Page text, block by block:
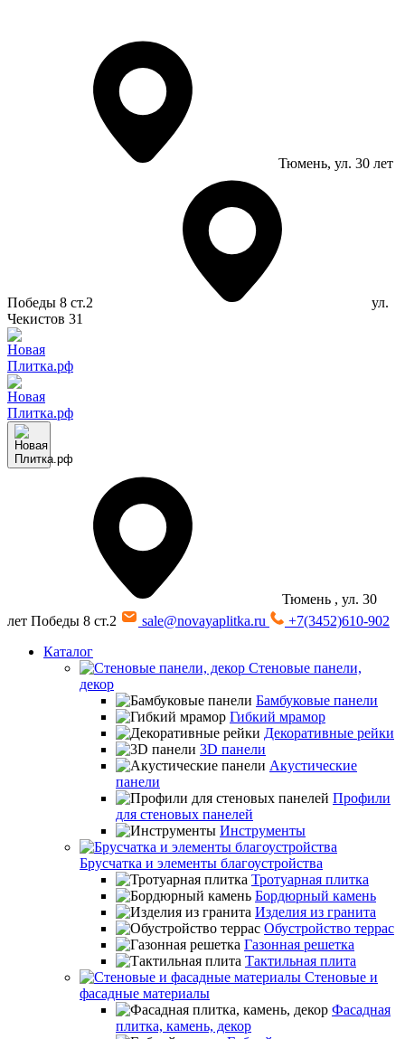
Тюмень, ул. 30 лет
Победы 8 ст.2
ул.
Чекистов 31
Тюмень , ул. 30
лет Победы 8 ст.2
sale@novayaplitka.ru
+7(3452)610-902
Каталог
Стеновые панели,
декор
Бамбуковые панели
Гибкий мрамор
Декоративные рейки
3D панели
Акустические
панели
Профили
для стеновых панелей
Инструменты
Брусчатка и элементы благоустройства
Тротуарная плитка
Бордюрный камень
Изделия из гранита
Обустройство террас
Газонная решетка
Тактильная плита
Стеновые и
фасадные материалы
Фасадная
плитка, камень, декор